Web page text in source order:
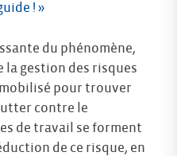
! »
du phénomène,
la gestion des risques
pour trouver
contre le
de travail se forment
de ce risque, en